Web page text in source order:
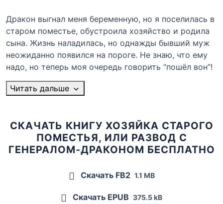
Дракон выгнал меня беременную, но я поселилась в
старом поместье, обустроила хозяйство и родила
сына. Жизнь наладилась, но однажды бывший муж
неожиданно появился на пороге. Не знаю, что ему
надо, но теперь моя очередь говорить “пошёл вон”!
Читать дальше
СКАЧАТЬ КНИГУ ХОЗЯЙКА СТАРОГО
ПОМЕСТЬЯ, ИЛИ РАЗВОД С
ГЕНЕРАЛОМ-ДРАКОНОМ БЕСПЛАТНО
Скачать FB2 1.1 MB
Скачать EPUB 375.5 kB